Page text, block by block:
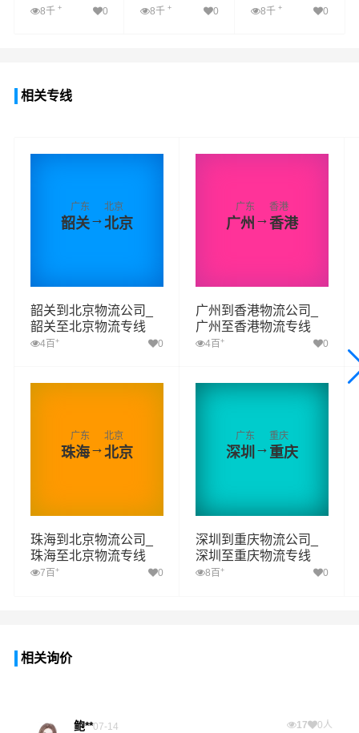
8千 + 0 8千+ 0 8千 + 0
相关专线
广东
韶关→
北京
北京
韶关到北京物流公司_
韶关至北京物流专线
4百 + 0
广东
广州 →
香港
香港
广州到香港物流公司_
广州至香港物流专线
4百 + 0
广东
珠海→
北京
北京
珠海到北京物流公司_
珠海至北京物流专线
7百 + 0
广东
深圳→
重庆
重庆
深圳到重庆物流公司_
深圳至重庆物流专线
8百 + 0
相关询价
鲍**07-14 17 0人